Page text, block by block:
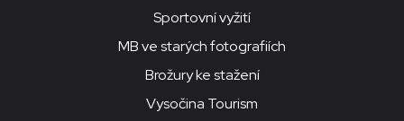
Sportovní vyžití
MB ve starých fotografiích
Brožury ke stažení
Vysočina Tourism